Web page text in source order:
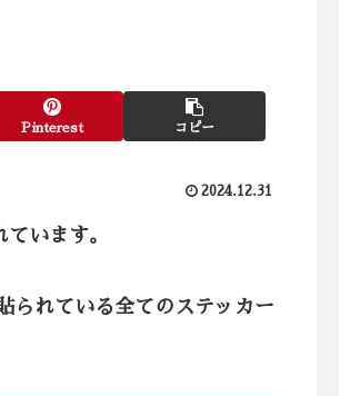
Pinterest コピー
2024.12.31
います。
られている全てのステッカー